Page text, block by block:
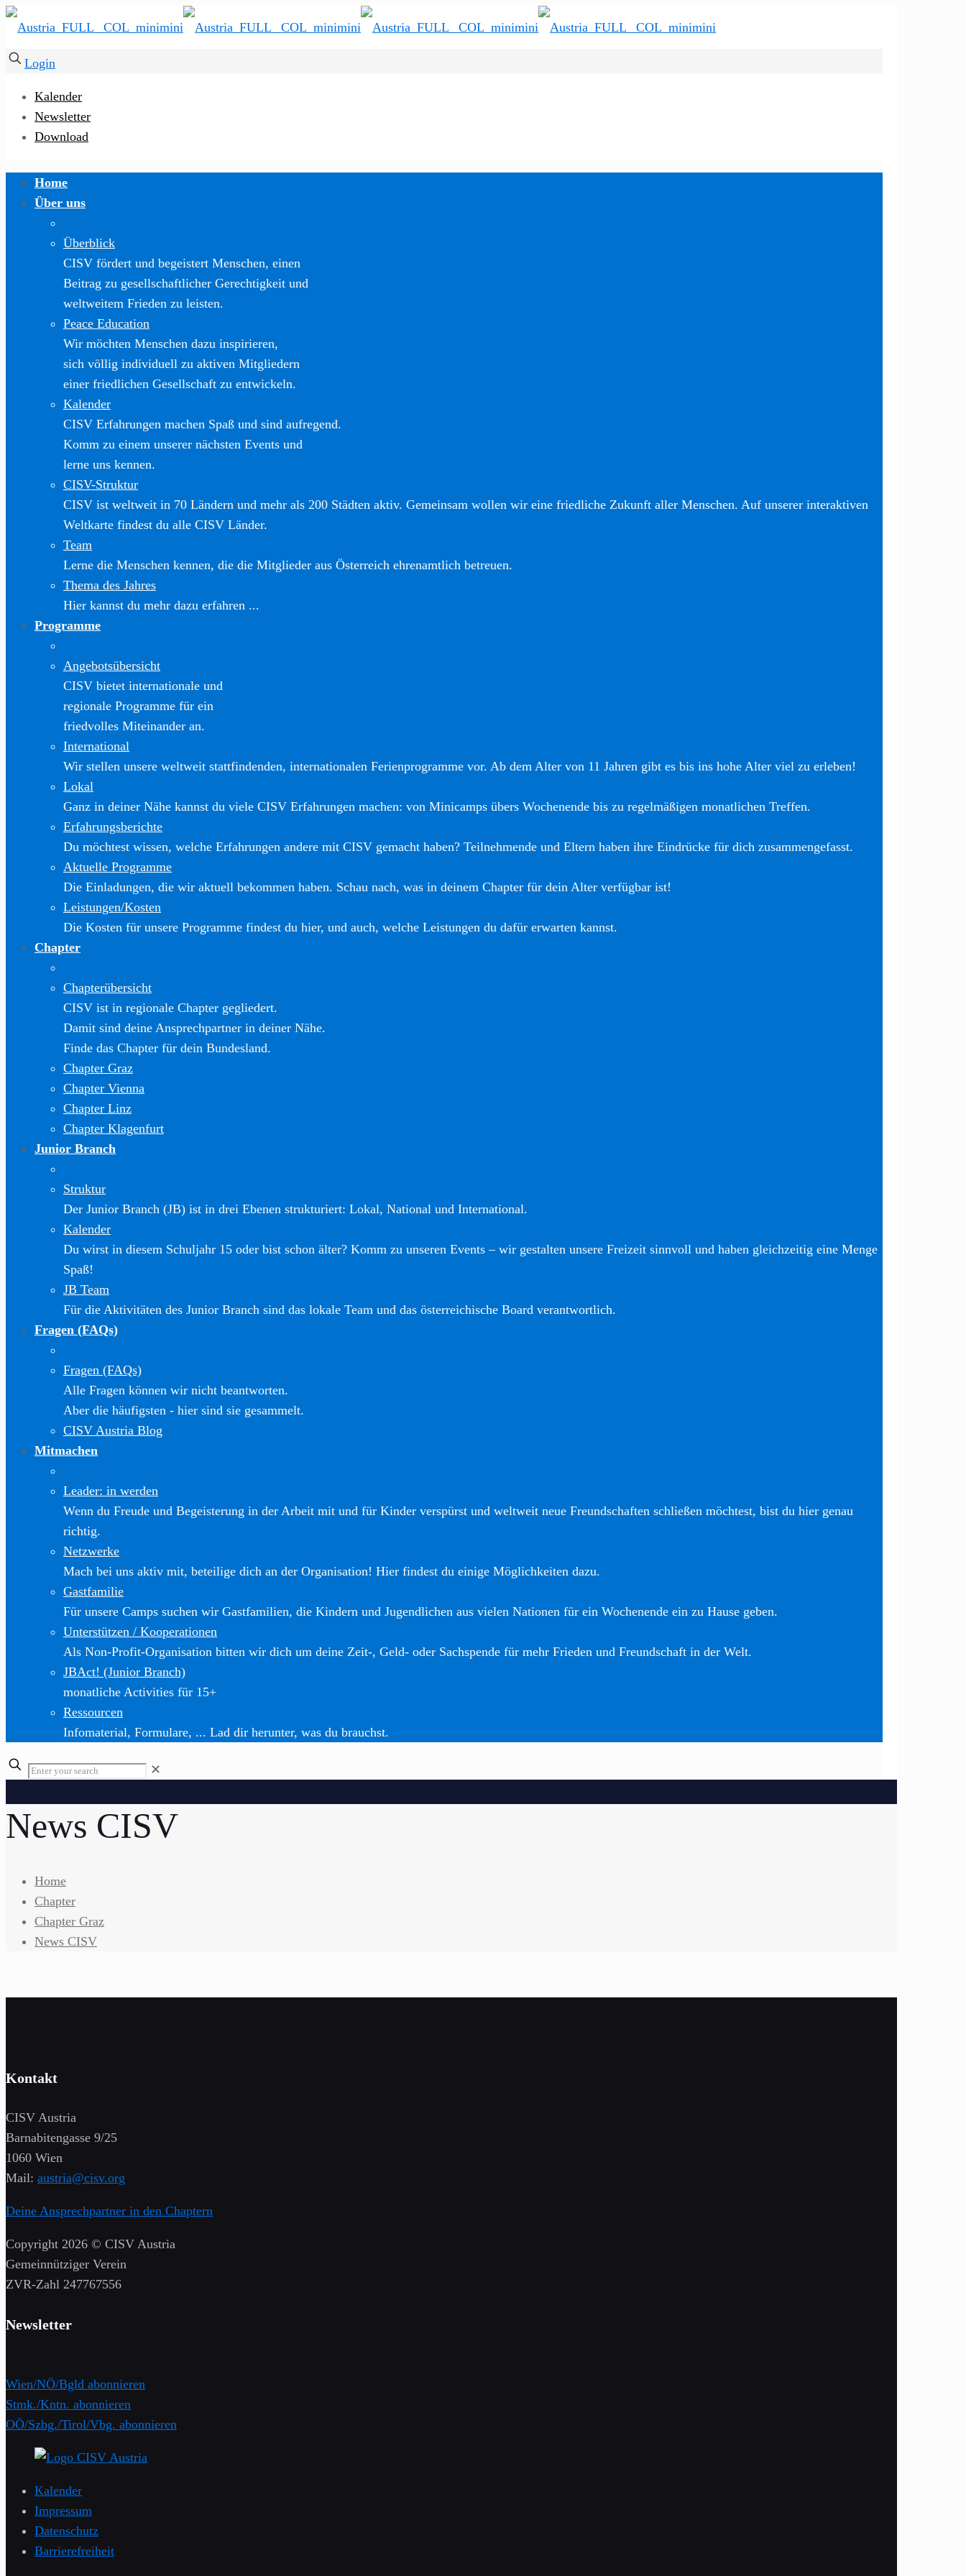
Login
Kalender
Newsletter
Download
Home
Über uns
Überblick
CISV fördert und begeistert Menschen, einen
Beitrag zu gesellschaftlicher Gerechtigkeit und
weltweitem Frieden zu leisten.
Peace Education
Wir möchten Menschen dazu inspirieren,
sich völlig individuell zu aktiven Mitgliedern
einer friedlichen Gesellschaft zu entwickeln.
Kalender
CISV Erfahrungen machen Spaß und sind aufregend.
Komm zu einem unserer nächsten Events und
lerne uns kennen.
CISV-Struktur
CISV ist weltweit in 70 Ländern und mehr als 200 Städten aktiv. Gemeinsam wollen wir eine friedliche Zukunft aller Menschen. Auf unserer interaktiven
Weltkarte findest du alle CISV Länder.
Team
Lerne die Menschen kennen, die die Mitglieder aus Österreich ehrenamtlich betreuen.
Thema des Jahres
Hier kannst du mehr dazu erfahren ...
Programme
Angebotsübersicht
CISV bietet internationale und
regionale Programme für ein
friedvolles Miteinander an.
International
Wir stellen unsere weltweit stattfindenden, internationalen Ferienprogramme vor. Ab dem Alter von 11 Jahren gibt es bis ins hohe Alter viel zu erleben!
Lokal
Ganz in deiner Nähe kannst du viele CISV Erfahrungen machen: von Minicamps übers Wochenende bis zu regelmäßigen monatlichen Treffen.
Erfahrungsberichte
Du möchtest wissen, welche Erfahrungen andere mit CISV gemacht haben? Teilnehmende und Eltern haben ihre Eindrücke für dich zusammengefasst.
Aktuelle Programme
Die Einladungen, die wir aktuell bekommen haben. Schau nach, was in deinem Chapter für dein Alter verfügbar ist!
Leistungen/Kosten
Die Kosten für unsere Programme findest du hier, und auch, welche Leistungen du dafür erwarten kannst.
Chapter
Chapterübersicht
CISV ist in regionale Chapter gegliedert.
Damit sind deine Ansprechpartner in deiner Nähe.
Finde das Chapter für dein Bundesland.
Chapter Graz
Chapter Vienna
Chapter Linz
Chapter Klagenfurt
Junior Branch
Struktur
Der Junior Branch (JB) ist in drei Ebenen strukturiert: Lokal, National und International.
Kalender
Du wirst in diesem Schuljahr 15 oder bist schon älter? Komm zu unseren Events – wir gestalten unsere Freizeit sinnvoll und haben gleichzeitig eine Menge
Spaß!
JB Team
Für die Aktivitäten des Junior Branch sind das lokale Team und das österreichische Board verantwortlich.
Fragen (FAQs)
Fragen (FAQs)
Alle Fragen können wir nicht beantworten.
Aber die häufigsten - hier sind sie gesammelt.
CISV Austria Blog
Mitmachen
Leader: in werden
Wenn du Freude und Begeisterung in der Arbeit mit und für Kinder verspürst und weltweit neue Freundschaften schließen möchtest, bist du hier genau
richtig.
Netzwerke
Mach bei uns aktiv mit, beteilige dich an der Organisation! Hier findest du einige Möglichkeiten dazu.
Gastfamilie
Für unsere Camps suchen wir Gastfamilien, die Kindern und Jugendlichen aus vielen Nationen für ein Wochenende ein zu Hause geben.
Unterstützen / Kooperationen
Als Non-Profit-Organisation bitten wir dich um deine Zeit-, Geld- oder Sachspende für mehr Frieden und Freundschaft in der Welt.
JBAct! (Junior Branch)
monatliche Activities für 15+
Ressourcen
Infomaterial, Formulare, ... Lad dir herunter, was du brauchst.
✕
News CISV
Home
Chapter
Chapter Graz
News CISV
Kontakt
CISV Austria
Barnabitengasse 9/25
1060 Wien
Mail: austria@cisv.org
Deine Ansprechpartner in den Chaptern
Copyright 2026 © CISV Austria
Gemeinnütziger Verein
​ZVR-Zahl 247767556
Newsletter
Wien/NÖ/Bgld abonnieren
Stmk./Kntn. abonnieren
OÖ/Szbg./Tirol/Vbg. abonnieren
Kalender
Impressum
Datenschutz
Barrierefreiheit